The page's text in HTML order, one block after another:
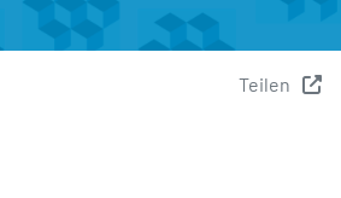
Teilen